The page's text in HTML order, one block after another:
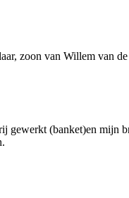
zoon van Willem van
gewerkt (banket)en mijn